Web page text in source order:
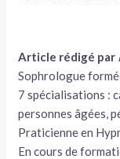
Article rédigé par
Sophrologue
7 spécialisations :
personnes âgées,
Praticienne en
En cours de